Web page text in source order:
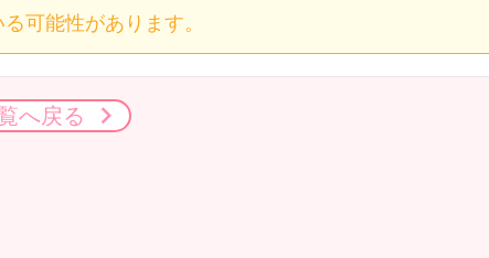
可能性があります。
へ戻る